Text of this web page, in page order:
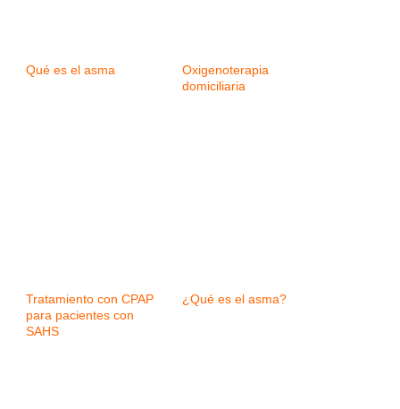
Qué es el asma
Oxigenoterapia
domiciliaria
Tratamiento con CPAP
para pacientes con
SAHS
¿Qué es el asma?